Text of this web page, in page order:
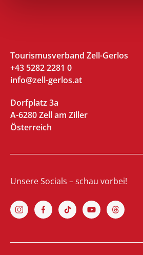
Tourismusverband Zell-Gerlos
+43 5282 2281 0
info@zell-gerlos.at
Dorfplatz 3a
A-6280 Zell am Ziller
Österreich
Unsere Socials – schau vorbei!